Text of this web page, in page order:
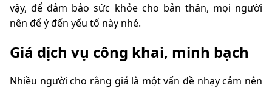
vậy, để đảm bảo sức khỏe cho bản thân, mọi người
nên để ý đến yếu tố này nhé.
Giá dịch vụ công khai, minh bạch
Nhiều người cho rằng giá là một vấn đề nhạy cảm nên